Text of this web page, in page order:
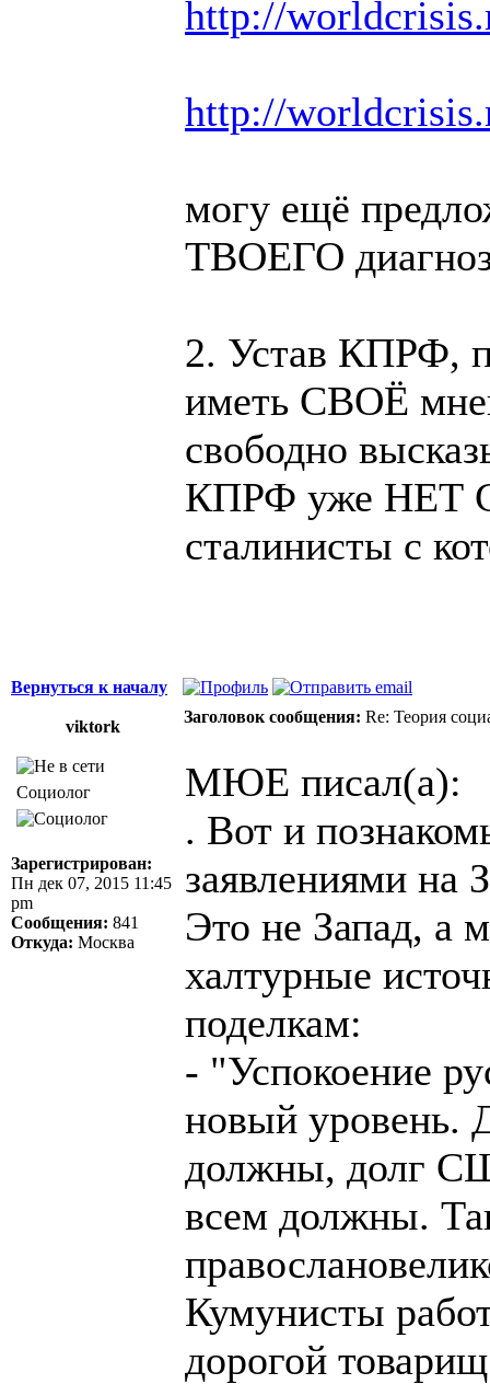
http://
http://
могу ещё
ТВОЕГО
2. Устав КПРФ,
иметь СВОЁ
свободно
КПРФ уже НЕТ
сталинисты с
Вернуться к началу
viktork
Заголовок сообщения: Re: Теория
Социолог
Зарегистрирован:
Пн дек 07, 2015 11:45
pm
Сообщения: 841
Откуда: Москва
МЮЕ писал(а):
. Вот и
заявлениями на
Это не Запад, а
халтурные
поделкам:
- "Успокоение
новый уровень.
должны, долг
всем должны.
Кумунисты
дорогой